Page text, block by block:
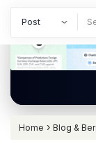
Home › Blog &